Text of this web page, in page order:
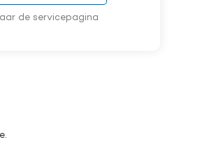
de servicepagina